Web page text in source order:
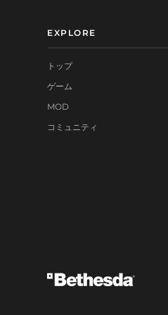
EXPLORE
トップ
ゲーム
MOD
コミュニティ